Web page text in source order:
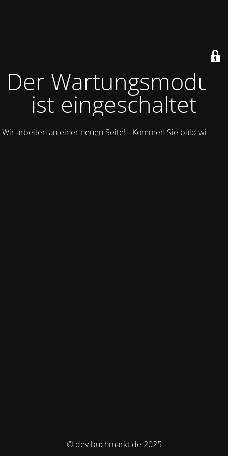
Der Wartungsmodus
ist eingeschaltet
Wir arbeiten an einer neuen Seite! - Kommen Sie bald wieder.
© dev.buchmarkt.de 2025